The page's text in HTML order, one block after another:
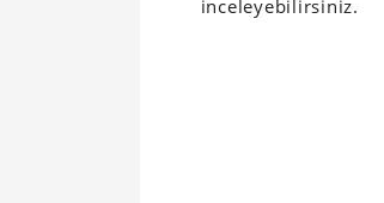
inceleyebilirsiniz.